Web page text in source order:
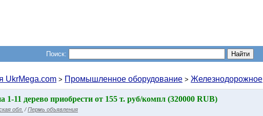
Поиск:
UkrMega.com > Промышленное оборудование > Железнодорожное
1-11 дерево приобрести от 155 т. руб/компл (320000 RUB)
обл. /Пермь объявления